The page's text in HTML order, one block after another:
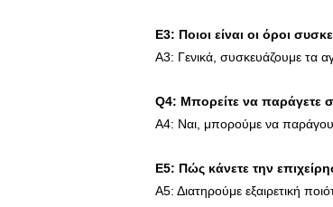
Ε3: Ποιοι είναι οι όροι
Α3: Γενικά, συσκευάζουμε τα
Q4: Μπορείτε να παράγετε
Α4: Ναι, μπορούμε να
Ε5: Πώς κάνετε την
Α5: Διατηρούμε εξαιρετική